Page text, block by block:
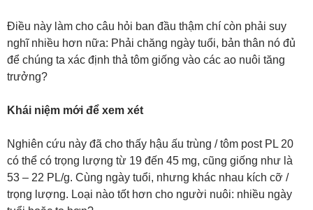
Điều này làm cho câu hỏi ban đầu thậm chí còn phải suy
nghĩ nhiều hơn nữa: Phải chăng ngày tuổi, bản thân nó đủ
để chúng ta xác định thả tôm giống vào các ao nuôi tăng
trưởng?
Khái niệm mới để xem xét
Nghiên cứu này đã cho thấy hậu ấu trùng / tôm post PL 20
có thể có trọng lượng từ 19 đến 45 mg, cũng giống như là
53 – 22 PL/g. Cùng ngày tuổi, nhưng khác nhau kích cỡ /
trọng lượng. Loại nào tốt hơn cho người nuôi: nhiều ngày